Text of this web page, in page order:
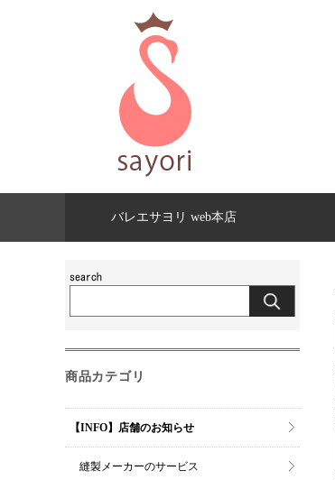
バレエサヨリ web本店
商品カテゴリ
【INFO】店舗のお知らせ
縫製メーカーのサービス